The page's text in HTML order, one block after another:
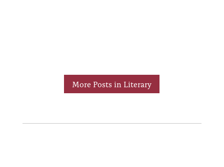
More Posts in Literary